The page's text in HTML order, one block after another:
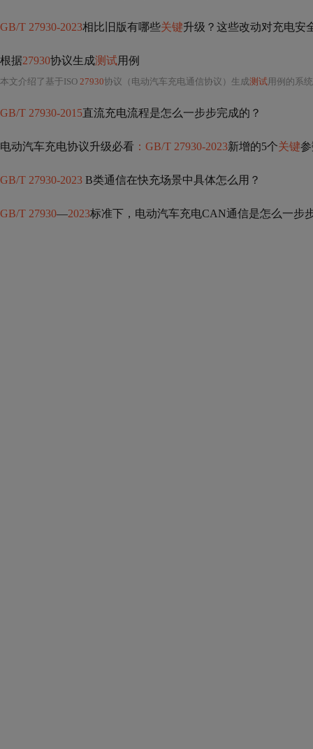
GB/T 27930-2023相比旧版有哪些关键升级？这些改动对充电安
根据27930协议生成测试用例
本文介绍了基于ISO 27930协议（电动汽车充电通信协议）生成测试用例的系
GB/T 27930-2015直流充电流程是怎么一步步完成的？
电动汽车充电协议升级必看 ：GB/T 27930-2023新增的5个关键
GB/T 27930-2023 B类通信在快充场景中具体怎么用？
GB/T 27930—2023标准下，电动汽车充电CAN通信是怎么一步